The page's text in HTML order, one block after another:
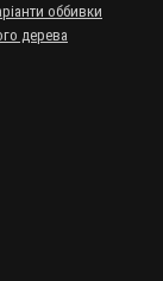
оббивки
дерева